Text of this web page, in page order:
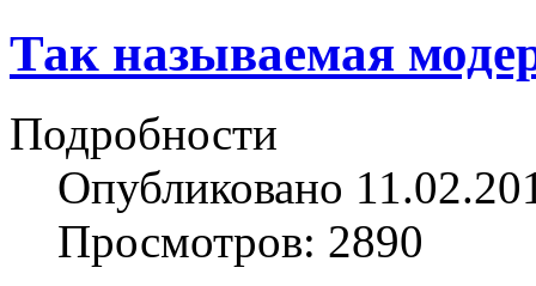
Так называемая
Подробности
Опубликовано
Просмотров: 2890